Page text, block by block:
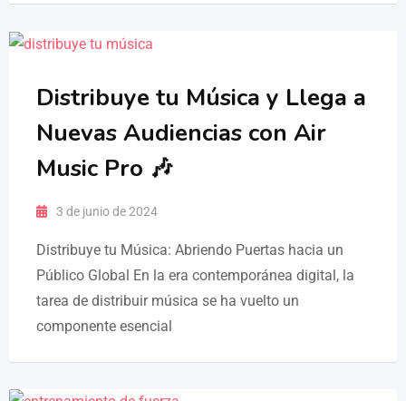
Distribuye tu Música y Llega a
Nuevas Audiencias con Air
Music Pro 🎶
3 de junio de 2024
Distribuye tu Música: Abriendo Puertas hacia un
Público Global En la era contemporánea digital, la
tarea de distribuir música se ha vuelto un
componente esencial